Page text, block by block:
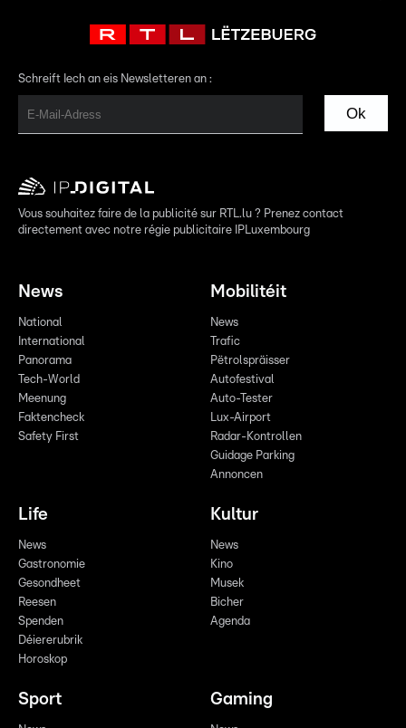
Schreift Iech an eis Newsletteren an :
Ok
Vous souhaitez faire de la publicité sur RTL.lu ? Prenez contact
directement avec notre régie publicitaire IPLuxembourg
News
National
International
Panorama
Tech-World
Meenung
Faktencheck
Safety First
Mobilitéit
News
Trafic
Pëtrolspräisser
Autofestival
Auto-Tester
Lux-Airport
Radar-Kontrollen
Guidage Parking
Annoncen
Life
News
Gastronomie
Gesondheet
Reesen
Spenden
Déiererubrik
Horoskop
Kultur
News
Kino
Musek
Bicher
Agenda
Sport Gaming